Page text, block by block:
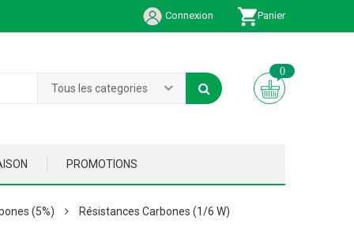
Connexion Panier
Tous les categories
0
PROMOTIONS
(5%)
Résistances Carbones (1/6 W)